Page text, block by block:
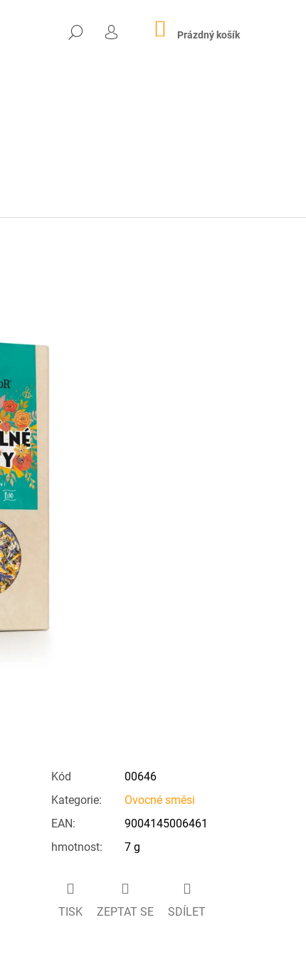
HLEDAT
PŘIHLÁŠENÍ
NÁKUPNÍ
KOŠÍK
Prázdný košík
Kód
00646
Kategorie:
Ovocné směsi
EAN:
9004145006461
hmotnost: 7 g
TISK ZEPTAT SE SDÍLET